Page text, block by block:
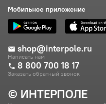
© ИНТЕРПОЛЕ
Мобильное приложение
shop@interpole.ru
Написать нам
8 800 700 18 17
Заказать обратный звонок